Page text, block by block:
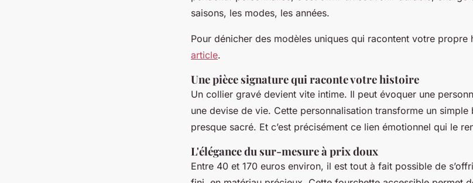
saisons, les modes, les années.
Pour dénicher des modèles uniques qui racontent votre propre
article.
Une pièce signature qui raconte votre histoire
Un collier gravé devient vite intime. Il peut évoquer une
une devise de vie. Cette personnalisation transforme un
presque sacré. Et c’est précisément ce lien émotionnel qui le
L'élégance du sur-mesure à prix doux
Entre 40 et 170 euros environ, il est tout à fait possible de